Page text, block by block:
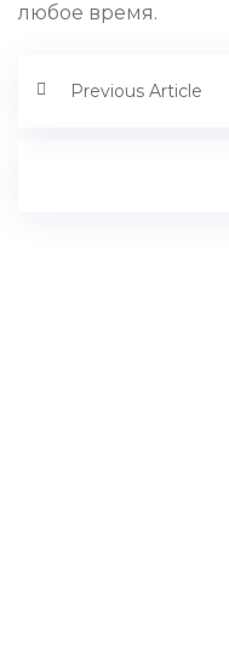
любое время.
Previous Article